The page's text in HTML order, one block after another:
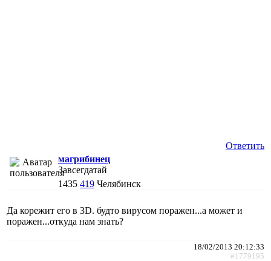
Ответить
магрибинец
Завсегдатай
1435 419 Челябинск
Да корежит его в 3D. будто вирусом поражен...а может и
поражен...откуда нам знать?
18/02/2013 20:12:33
#1779195